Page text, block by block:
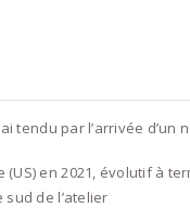
tendu par l’arrivée d’un
en 2021, évolutif à
sud de l’atelier